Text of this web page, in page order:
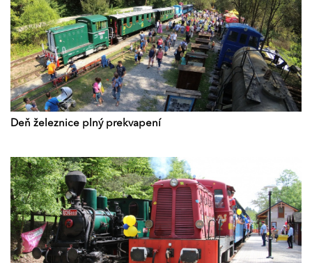
Deň železnice plný prekvapení